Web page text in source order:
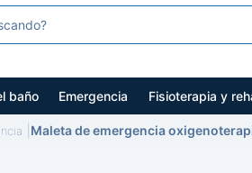
baño Emergencia Fisioterapia y
Maleta de emergencia